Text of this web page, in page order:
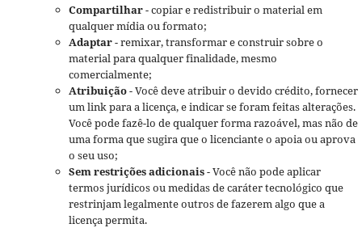
Compartilhar- copiar e redistribuir o material em
qualquer mídia ou formato;
Adaptar- remixar, transformar e construir sobre o
material para qualquer finalidade, mesmo
comercialmente;
Atribuição- Você deve atribuir o devido crédito, fornecer
um link para a licença, e indicar se foram feitas alterações.
Você pode fazê-lo de qualquer forma razoável, mas não de
uma forma que sugira que o licenciante o apoia ou aprova
o seu uso;
Sem restrições adicionais- Você não pode aplicar
termos jurídicos ou medidas de caráter tecnológico que
restrinjam legalmente outros de fazerem algo que a
licença permita.